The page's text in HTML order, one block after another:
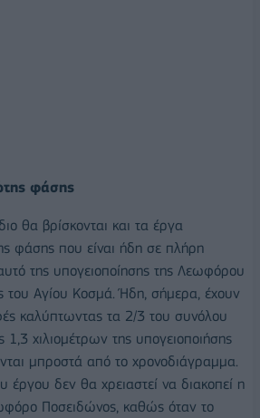
φάσης
θα βρίσκονται και τα έργα
φάσης που είναι ήδη σε πλήρη
της υπογειοποίησης της Λεωφόρου
του Αγίου Κοσμά. Ήδη, σήμερα, έχουν
καλύπτωντας τα 2/3 του συνόλου
1,3 χιλιομέτρων της υπογειοποιήσης
μπροστά από το χρονοδιάγραμμα.
έργου δεν θα χρειαστεί να διακοπεί η
Ποσειδώνος, καθώς όταν το